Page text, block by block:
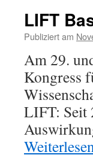
LIFT
Publiziert am
Am 29.
Kongress
LIFT: Seit